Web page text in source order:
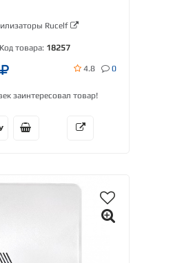
Rucelf
товара: 18257
4.8 0
заинтересовал товар!